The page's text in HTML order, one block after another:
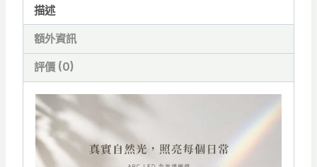
光
譜
崁
燈
12W
弧
形
防
眩
描述
額外資訊
評價 (0)